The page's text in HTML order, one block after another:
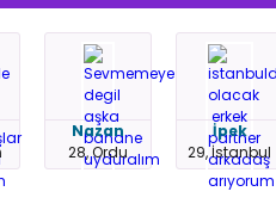
Nazan
28, Ordu
İpek
29, İstanbul